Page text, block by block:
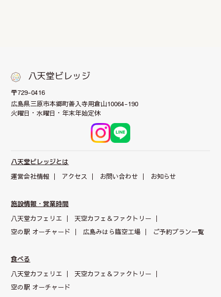
八天堂ビレッジ
〒729-0416
広島県三原市本郷町善入寺用倉山10064-190
火曜日・水曜日・年末年始定休
八天堂ビレッジとは
運営会社情報
アクセス お問い合わせ お知らせ
施設情報・営業時間
八天堂カフェリエ
天空カフェ＆ファクトリー
空の駅 オーチャード
広島みはら臨空工場 ご予約プラン一覧
食べる
八天堂カフェリエ
天空カフェ＆ファクトリー
空の駅 オーチャード